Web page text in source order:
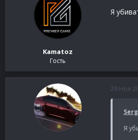
Kamatoz
Гость
Я
29 Ноя
Я